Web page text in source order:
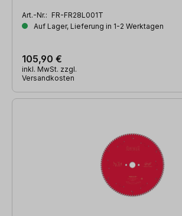
Art.-Nr.: FR-FR28L001T
Auf Lager, Lieferung in 1-2 Werktagen
105,90 €
inkl. MwSt. zzgl.
Versandkosten